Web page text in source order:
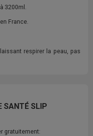
3200ml.
France.
respirer la peau, pas
SANTÉ SLIP
gratuitement: